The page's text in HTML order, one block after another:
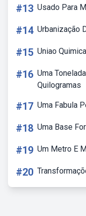
#13 Usado Para
#14 Urbanização
#15 Uniao
#16 Uma
Quilogramas
#17 Uma Fabula
#18 Uma Base
#19 Um Metro E
#20